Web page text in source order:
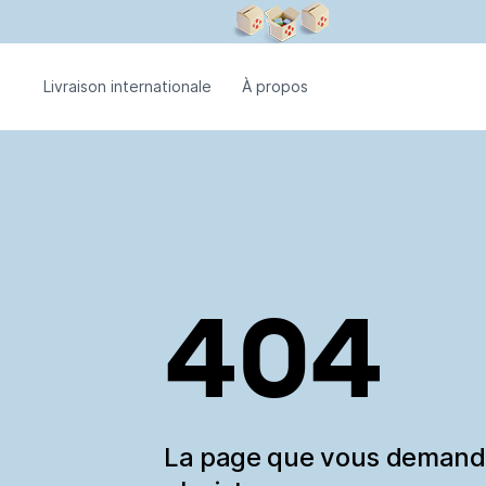
Livraison internationale À propos
404
La page que vous